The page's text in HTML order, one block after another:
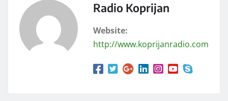
Radio Koprijan
Website:
http://www.koprijanradio.com